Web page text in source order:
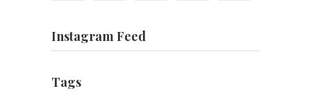
Instagram Feed
Tags